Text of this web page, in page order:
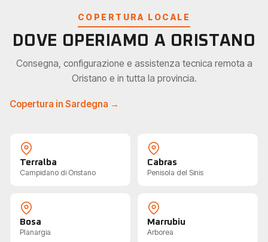
COPERTURA LOCALE
DOVE OPERIAMO A ORISTANO
Consegna, configurazione e assistenza tecnica remota a
Oristano e in tutta la provincia.
Copertura in Sardegna →
Terralba
Campidano di Oristano
Cabras
Penisola del Sinis
Bosa
Planargia
Marrubiu
Arborea